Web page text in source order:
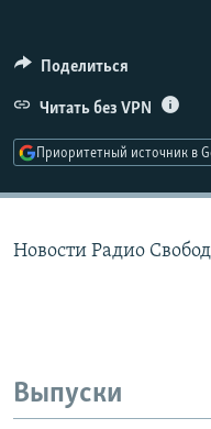
ПОДПИШИТЕСЬ НА
СОЦИАЛЬНЫЕ СЕТИ
Поделиться
Читать без VPN
Приоритетный источник в
Новости Радио
Выпуски